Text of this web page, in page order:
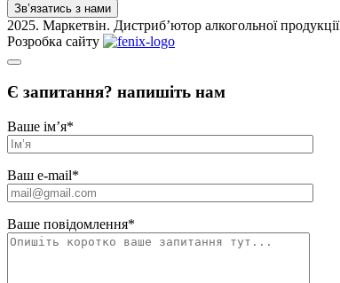
Зв’язатись з нами
2025. Маркетвін. Дистриб’ютор алкогольної продукції
Розробка сайту
Є запитання? напишіть нам
Ваше ім’я*
Ваш e-mail*
Ваше повідомлення*